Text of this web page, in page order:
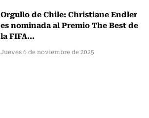
Orgullo de Chile: Christiane Endler
es nominada al Premio The Best de
la FIFA...
Jueves 6 de noviembre de 2025